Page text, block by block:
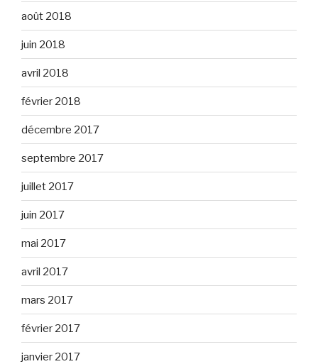
août 2018
juin 2018
avril 2018
février 2018
décembre 2017
septembre 2017
juillet 2017
juin 2017
mai 2017
avril 2017
mars 2017
février 2017
janvier 2017